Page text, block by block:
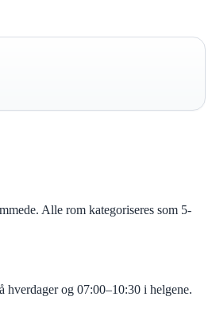
Alle rom kategoriseres som 5-
hverdager og 07:00–10:30 i helgene.